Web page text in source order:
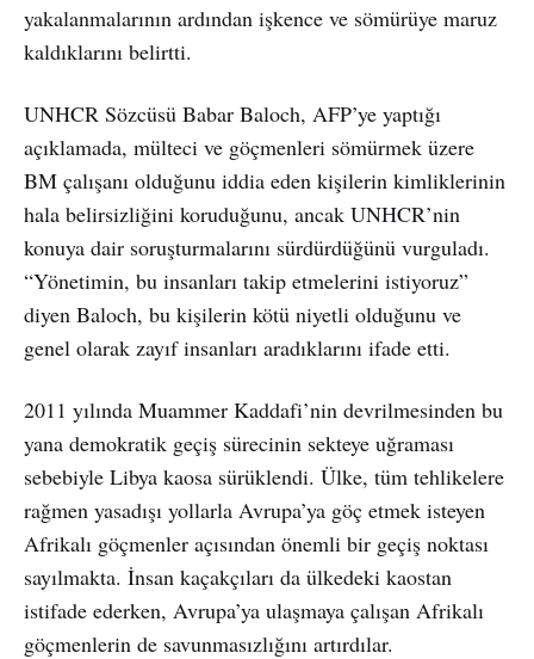
yakalanmalarının ardından işkence ve sömürüye maruz
kaldıklarını belirtti.
UNHCR Sözcüsü Babar Baloch, AFP’ye yaptığı
açıklamada, mülteci ve göçmenleri sömürmek üzere
BM çalışanı olduğunu iddia eden kişilerin kimliklerinin
hala belirsizliğini koruduğunu, ancak UNHCR’nin
konuya dair soruşturmalarını sürdürdüğünü vurguladı.
“Yönetimin, bu insanları takip etmelerini istiyoruz”
diyen Baloch, bu kişilerin kötü niyetli olduğunu ve
genel olarak zayıf insanları aradıklarını ifade etti.
2011 yılında Muammer Kaddafi’nin devrilmesinden bu
yana demokratik geçiş sürecinin sekteye uğraması
sebebiyle Libya kaosa sürüklendi. Ülke, tüm tehlikelere
rağmen yasadışı yollarla Avrupa’ya göç etmek isteyen
Afrikalı göçmenler açısından önemli bir geçiş noktası
sayılmakta. İnsan kaçakçıları da ülkedeki kaostan
istifade ederken, Avrupa’ya ulaşmaya çalışan Afrikalı
göçmenlerin de savunmasızlığını artırdılar.